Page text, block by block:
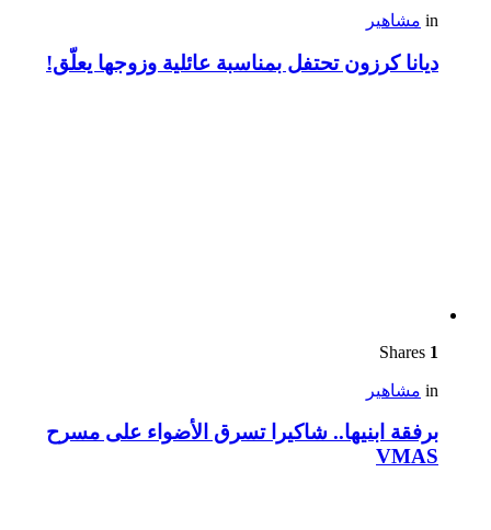
in مشاهير
ديانا كرزون تحتفل بمناسبة عائلية وزوجها يعلّق!
1
in مشاهير
برفقة ابنيها.. شاكيرا تسرق الأضواء على مسرح
VMAS